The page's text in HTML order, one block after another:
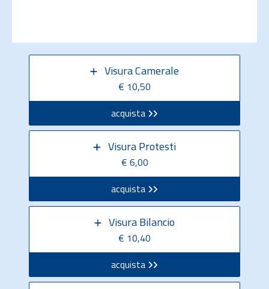
Visura Camerale
€ 10,50
acquista
Visura Protesti
€ 6,00
acquista
Visura Bilancio
€ 10,40
acquista